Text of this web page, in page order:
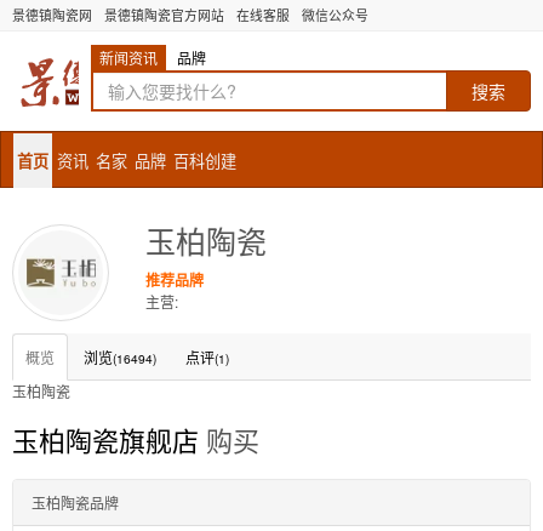
景德镇陶瓷网 景德镇陶瓷官方网站 在线客服 微信公众号
新闻资讯 品牌
首页 资讯 名家 品牌 百科创建
玉柏陶瓷
推荐品牌
主营:
概览 浏览(16494) 点评(1)
玉柏陶瓷
玉柏陶瓷旗舰店 购买
玉柏陶瓷品牌